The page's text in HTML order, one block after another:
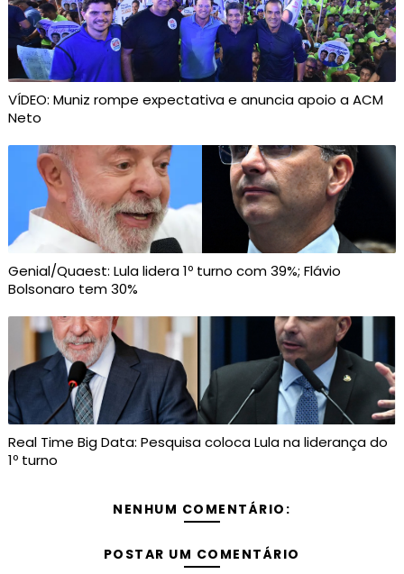
VÍDEO: Muniz rompe expectativa e anuncia apoio a ACM
Neto
Genial/Quaest: Lula lidera 1º turno com 39%; Flávio
Bolsonaro tem 30%
Real Time Big Data: Pesquisa coloca Lula na liderança do
1º turno
NENHUM COMENTÁRIO:
POSTAR UM COMENTÁRIO